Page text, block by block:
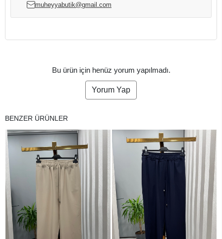
muheyyabutik@gmail.com
Bu ürün için henüz yorum yapılmadı.
Yorum Yap
BENZER ÜRÜNLER